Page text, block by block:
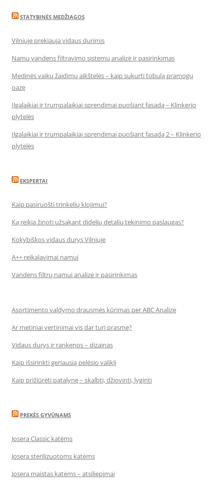
STATYBINĖS MEDŽIAGOS
Vilniuje prekiauja vidaus durimis
Namų vandens filtravimo sistemų analizė ir pasirinkimas
Medinės vaikų žaidimų aikštelės – kaip sukurti tobulą pramogų
oazę
Ilgalaikiai ir trumpalaikiai sprendimai puošiant fasadą – Klinkerio
plytelės
Ilgalaikiai ir trumpalaikiai sprendimai puošiant fasadą 2 – Klinkerio
plytelės
EKSPERTAI
Kaip pasiruošti trinkelių klojimui?
Ką reikia žinoti užsakant didelių detalių tekinimo paslaugas?
Kokybiškos vidaus durys Vilniuje
A++ reikalavimai namui
Vandens filtrų namui analizė ir pasirinkimas
Asortimento valdymo drausmės kūrimas per ABC Analizę
Ar metiniai vertinimai vis dar turi prasmę?
Vidaus durys ir rankenos – dizainas
Kaip išsirinkti geriausią pelėsio valiklį
Kaip prižiūrėti patalynę – skalbti, džiovinti, lyginti
PREKĖS GYVŪNAMS
Josera Classic katėms
Josera sterilizuotoms katėms
Josera maistas katėms – atsiliepimai